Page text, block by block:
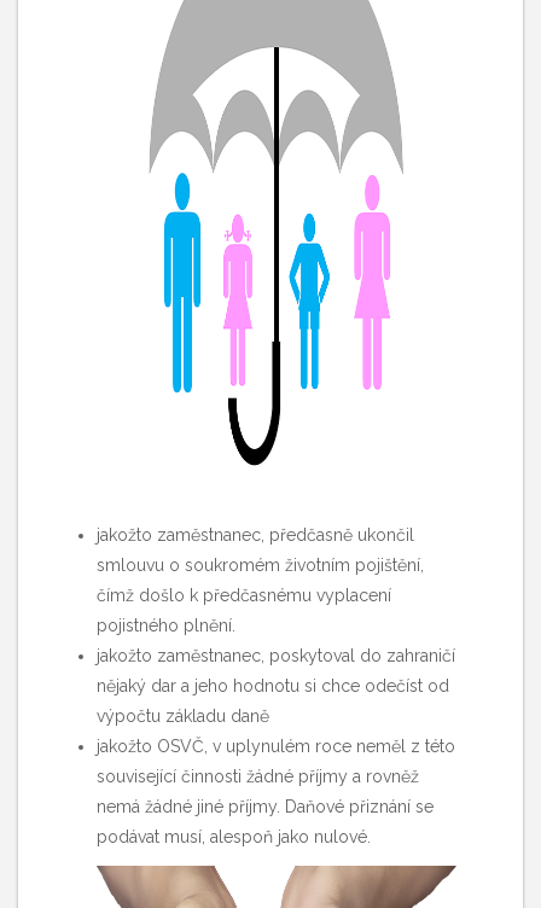
jakožto zaměstnanec, předčasně ukončil
smlouvu o soukromém životním pojištění,
čímž došlo k předčasnému vyplacení
pojistného plnění.
jakožto zaměstnanec, poskytoval do zahraničí
nějaký dar a jeho hodnotu si chce odečíst od
výpočtu základu daně
jakožto OSVČ, v uplynulém roce neměl z této
související činnosti žádné příjmy a rovněž
nemá žádné jiné příjmy. Daňové přiznání se
podávat musí, alespoň jako nulové.